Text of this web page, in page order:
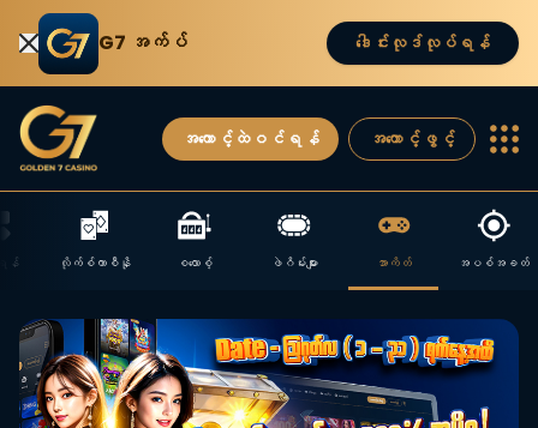
G7 အက်ပ် ဒေါင်းလုဒ်လုပ်ရန်
အကောင့်ထဲဝင်ရန် အကောင့်ဖွင့်
န် လိုက်စ်ကာစီနို စလောစ့် ဖဲဂိမ်းများ အာကိတ် အပစ်အခတ်